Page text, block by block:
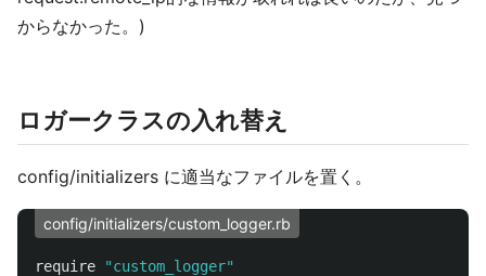
からなかった。)
ロガークラスの入れ替え
config/initializers に適当なファイルを置く。
config/initializers/custom_logger.rb
require
"custom_logger"